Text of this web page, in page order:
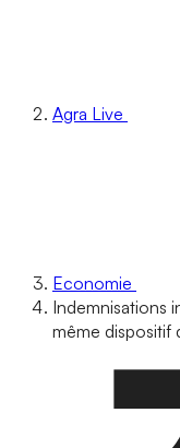
Agra Live
Economie
Indemnisations
même dispositif